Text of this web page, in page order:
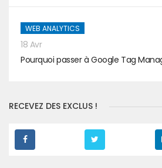
WEB ANALYTICS
18 Avr
Pourquoi passer à Google Tag
RECEVEZ DES EXCLUS !